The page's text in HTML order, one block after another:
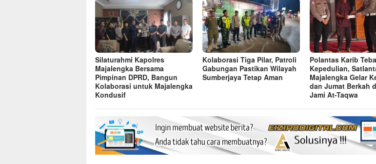
Silaturahmi Kapolres
Majalengka Bersama
Pimpinan DPRD, Bangun
Kolaborasi untuk Majalengka
Kondusif
Kolaborasi Tiga Pilar, Patroli
Gabungan Pastikan Wilayah
Sumberjaya Tetap Aman
Polantas Karib
Kepedulian,
Majalengka Gelar
dan Jumat Berkah
Jami At-Taqwa